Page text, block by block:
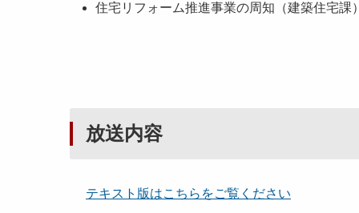
住宅リフォーム推進事業の周知（建築住宅課
放送内容
テキスト版はこちらをご覧ください